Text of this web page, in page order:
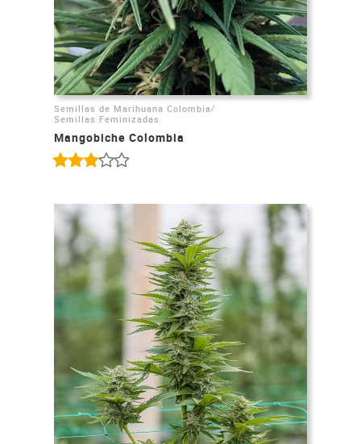
Semillas de Marihuana Colombia /
Semillas Feminizadas
Mangobiche Colombia